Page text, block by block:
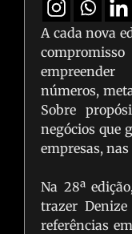
A cada nova
números,
Sobre
negócios que
empresas, nas
Na 28ª
trazer
referências